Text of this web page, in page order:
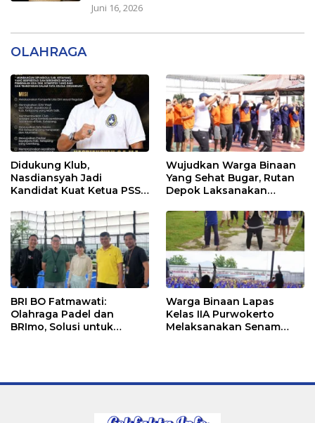
Juni 16, 2026
OLAHRAGA
Didukung Klub,
Nasdiansyah Jadi
Kandidat Kuat Ketua PSSI
Wujudkan Warga Binaan
Yang Sehat Bugar, Rutan
Depok Laksanakan
BRI BO Fatmawati:
Olahraga Padel dan
BRImo, Solusi untuk
Warga Binaan Lapas
Kelas IIA Purwokerto
Melaksanakan Senam